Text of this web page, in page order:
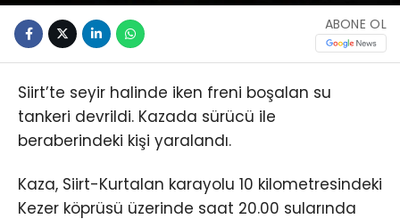
ABONE OL
Siirt’te seyir halinde iken freni boşalan su
tankeri devrildi. Kazada sürücü ile
beraberindeki kişi yaralandı.
Kaza, Siirt-Kurtalan karayolu 10 kilometresindeki
Kezer köprüsü üzerinde saat 20.00 sularında